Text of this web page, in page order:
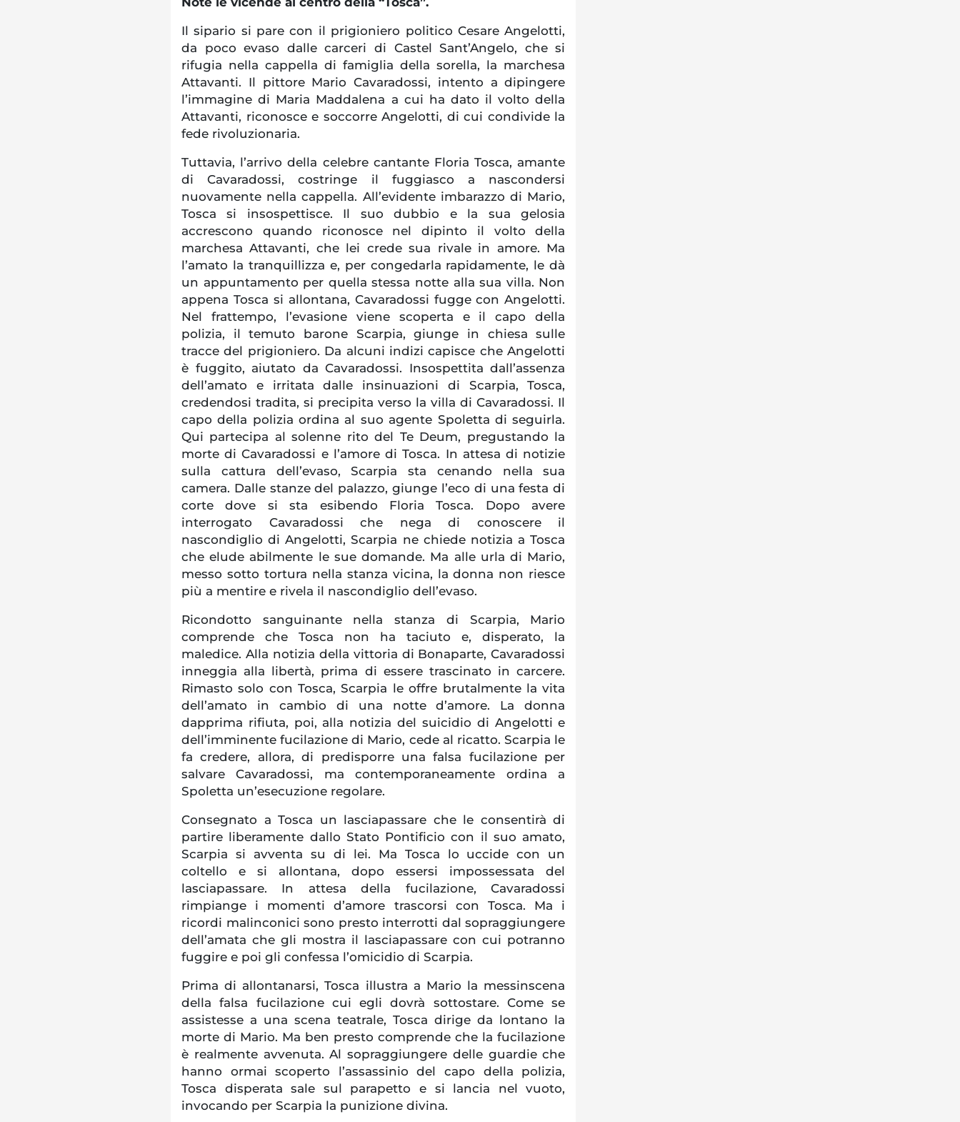
Il sipario si pare con il prigioniero politico Cesare Angelotti,
da poco evaso dalle carceri di Castel Sant’Angelo, che si
rifugia nella cappella di famiglia della sorella, la marchesa
Attavanti. Il pittore Mario Cavaradossi, intento a dipingere
l’immagine di Maria Maddalena a cui ha dato il volto della
Attavanti, riconosce e soccorre Angelotti, di cui condivide la
fede rivoluzionaria.
Tuttavia, l’arrivo della celebre cantante Floria Tosca, amante
di Cavaradossi, costringe il fuggiasco a nascondersi
nuovamente nella cappella. All’evidente imbarazzo di Mario,
Tosca si insospettisce. Il suo dubbio e la sua gelosia
accrescono quando riconosce nel dipinto il volto della
marchesa Attavanti, che lei crede sua rivale in amore. Ma
l’amato la tranquillizza e, per congedarla rapidamente, le dà
un appuntamento per quella stessa notte alla sua villa. Non
appena Tosca si allontana, Cavaradossi fugge con Angelotti.
Nel frattempo, l’evasione viene scoperta e il capo della
polizia, il temuto barone Scarpia, giunge in chiesa sulle
tracce del prigioniero. Da alcuni indizi capisce che Angelotti
è fuggito, aiutato da Cavaradossi. Insospettita dall’assenza
dell’amato e irritata dalle insinuazioni di Scarpia, Tosca,
credendosi tradita, si precipita verso la villa di Cavaradossi. Il
capo della polizia ordina al suo agente Spoletta di seguirla.
Qui partecipa al solenne rito del Te Deum, pregustando la
morte di Cavaradossi e l’amore di Tosca. In attesa di notizie
sulla cattura dell’evaso, Scarpia sta cenando nella sua
camera. Dalle stanze del palazzo, giunge l’eco di una festa di
corte dove si sta esibendo Floria Tosca. Dopo avere
interrogato Cavaradossi che nega di conoscere il
nascondiglio di Angelotti, Scarpia ne chiede notizia a Tosca
che elude abilmente le sue domande. Ma alle urla di Mario,
messo sotto tortura nella stanza vicina, la donna non riesce
più a mentire e rivela il nascondiglio dell’evaso.
Ricondotto sanguinante nella stanza di Scarpia, Mario
comprende che Tosca non ha taciuto e, disperato, la
maledice. Alla notizia della vittoria di Bonaparte, Cavaradossi
inneggia alla libertà, prima di essere trascinato in carcere.
Rimasto solo con Tosca, Scarpia le offre brutalmente la vita
dell’amato in cambio di una notte d’amore. La donna
dapprima rifiuta, poi, alla notizia del suicidio di Angelotti e
dell’imminente fucilazione di Mario, cede al ricatto. Scarpia le
fa credere, allora, di predisporre una falsa fucilazione per
salvare Cavaradossi, ma contemporaneamente ordina a
Spoletta un’esecuzione regolare.
Consegnato a Tosca un lasciapassare che le consentirà di
partire liberamente dallo Stato Pontificio con il suo amato,
Scarpia si avventa su di lei. Ma Tosca lo uccide con un
coltello e si allontana, dopo essersi impossessata del
lasciapassare. In attesa della fucilazione, Cavaradossi
rimpiange i momenti d’amore trascorsi con Tosca. Ma i
ricordi malinconici sono presto interrotti dal sopraggiungere
dell’amata che gli mostra il lasciapassare con cui potranno
fuggire e poi gli confessa l’omicidio di Scarpia.
Prima di allontanarsi, Tosca illustra a Mario la messinscena
della falsa fucilazione cui egli dovrà sottostare. Come se
assistesse a una scena teatrale, Tosca dirige da lontano la
morte di Mario. Ma ben presto comprende che la fucilazione
è realmente avvenuta. Al sopraggiungere delle guardie che
hanno ormai scoperto l’assassinio del capo della polizia,
Tosca disperata sale sul parapetto e si lancia nel vuoto,
invocando per Scarpia la punizione divina.